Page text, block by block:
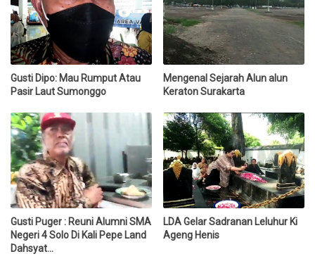
Gusti Dipo: Mau Rumput Atau
Pasir Laut Sumonggo
Mengenal Sejarah Alun alun
Keraton Surakarta
Gusti Puger : Reuni Alumni SMA
Negeri 4 Solo Di Kali Pepe Land
Dahsyat...
LDA Gelar Sadranan Leluhur Ki
Ageng Henis